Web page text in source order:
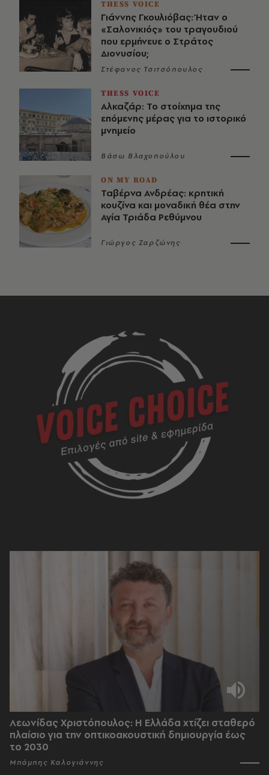
THESS VOICE
Γιάννης Γκουλιόβας: Ήταν ο
«Σαλονικιός» του τραγουδιού
που ερμήνευε ο Στράτος
Διονυσίου;
Στέφανος Τσιτσόπουλος
THESS VOICE
Αλκαζάρ: Το στοίχημα της
επόμενης μέρας για το ιστορικό
μνημείο
Βάσω Βλαχοπούλου
ON MY ROAD
Ταβέρνα Ανδρέας: κρητική
κουζίνα και μοναδική θέα στην
Αγία Τριάδα Ρεθύμνου
Γιώργος Ζαρζώνης
Λεωνίδας Χριστόπουλος: Η Ελλάδα χτίζει σταθερό
πλαίσιο για την οπτικοακουστική δημιουργία έως
το 2030
Μπάμπης Καλογιάννης